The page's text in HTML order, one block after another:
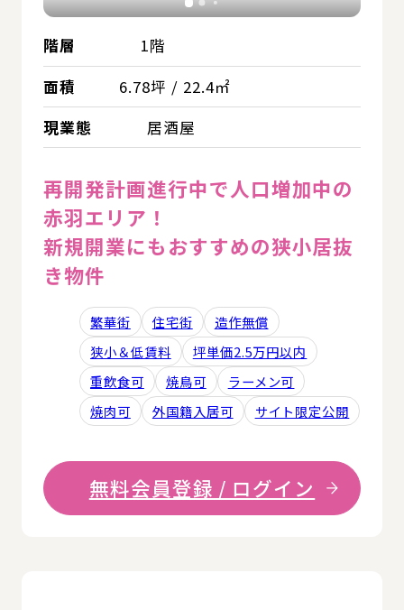
階層
1階
面積
6.78坪 / 22.4㎡
現業態
居酒屋
再開発計画進行中で人口増加中の
赤羽エリア！
新規開業にもおすすめの狭小居抜
き物件
繁華街 住宅街
造作無償
狭小＆低賃料
坪単価2.5万円以内
重飲食可
焼鳥可
ラーメン可
焼肉可
外国籍入居可 サイト限定公開
無料会員登録 / ログイン